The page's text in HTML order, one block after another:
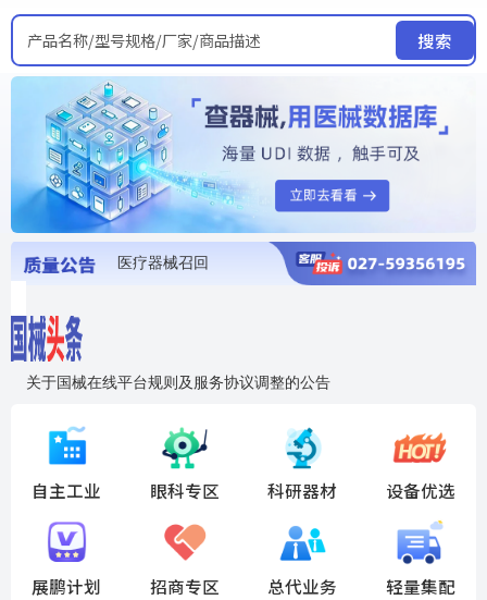
产品名称/型号规格/厂家/商品描述 搜索
医疗器械召回
关于国械在线平台规则及服务协议调整的公告
国药创研AED开启全国招商
自主工业 眼科专区 科研器材 设备优选
展鹏计划 招商专区 总代业务 轻量集配